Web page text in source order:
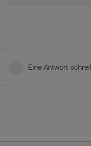
Eine Antwort